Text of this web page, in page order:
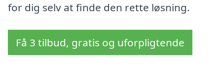
for dig selv at finde den rette løsning.
Få 3 tilbud, gratis og uforpligtende